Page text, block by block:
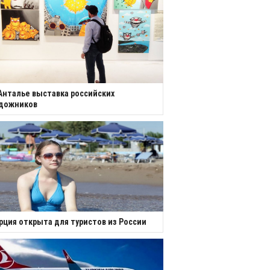
выставка российских
открыта для туристов из России